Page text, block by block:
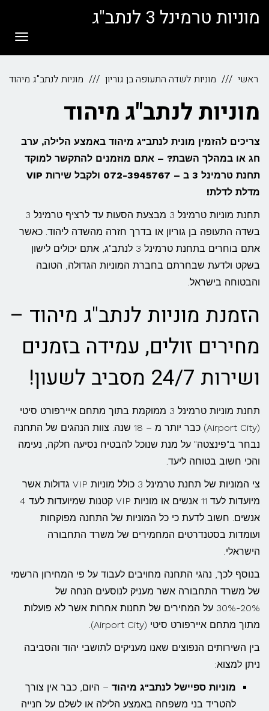
מוניות טרמינל 3 לנתב"ג
ראשי מוניות לשדה התעופה בן גוריון מוניות לנתב"ג מיהוד
מוניות לנתב"ג מיהוד
צריכים להזמין מונית לנתב"ג מיהוד באמצע הלילה, ערב
חג או במהלך השבת? – אתם מוזמנים להתקשר למוקד
תחנת טרמינל 3 ב – 072-3945767 ולקבל שירות VIP
מדלת לדלת!
תחנת מוניות טרמינל 3 מבצעת הסעות עד לרציף טרמינל 3
בשדה התעופה בן גוריון או בדרך חזרה מהשדה ליהוד. כאשר
אתם בוחרים בתחנת טרמינל 3 לנתב"ג, אתם יכולים לישון
בשקט ולדעת שבחרתם בחברת המוניות הגדולה, הטובה
והבטוחה בישראל.
הזמנת מוניות לנתב"ג מיהוד –
מחירים זולים, עמידה בזמנים
ושירות 24/7 מסביב לשעון!
תחנת מוניות טרמינל 3 ממוקמת בתוך מתחם איירפורט סיטי
(Airport City) כבר יותר מ – 18 שנה. צוות הנהגים של התחנה
נבחר ב"פינצטה" על מנת שנוכל להבטיח נסיעה חלקה, נעימה
והכי חשוב בטוחה ליעד.
צי המוניות של תחנת טרמינל 3 כולל מוניות VIP גדולות אשר
מיועדות לעד 11 אנשים או מוניות VIP קטנות שמיועדות לעד 4
אנשים. חשוב לדעת כי כל המוניות של התחנה מפוקחות
ועומדות בסטנדרטים המחמירים של משרד התחבורה
הישראלי.
בנוסף לכך, נהגי התחנה מחויבים לעבוד על פי המחירון הרשמי
של משרד התחבורה אשר מעניק לנוסעים הנחה של
20%-30% על המחירים של תחנות אחרות אשר לא פועלות
מתוך מתחם איירפורט סיטי (Airport City).
בין השירותים הנפוצים שאנו מעניקים לתושבי יהוד והסביבה
ניתן למצוא:
מוניות ספיישל לנתב"ג מיהוד – היום, כבר אין צורך
להטריד בני משפחה באמצע הלילה או לשלם על חנייה